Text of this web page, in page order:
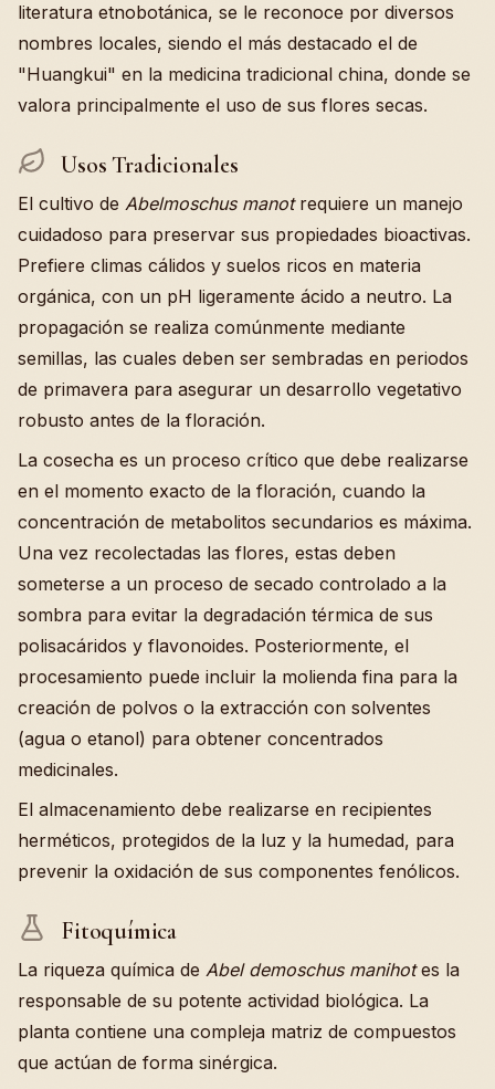
literatura etnobotánica, se le reconoce por diversos
nombres locales, siendo el más destacado el de
"Huangkui" en la medicina tradicional china, donde se
valora principalmente el uso de sus flores secas.
Usos Tradicionales
El cultivo de Abelmoschus manotrequiere un manejo
cuidadoso para preservar sus propiedades bioactivas.
Prefiere climas cálidos y suelos ricos en materia
orgánica, con un pH ligeramente ácido a neutro. La
propagación se realiza comúnmente mediante
semillas, las cuales deben ser sembradas en periodos
de primavera para asegurar un desarrollo vegetativo
robusto antes de la floración.
La cosecha es un proceso crítico que debe realizarse
en el momento exacto de la floración, cuando la
concentración de metabolitos secundarios es máxima.
Una vez recolectadas las flores, estas deben
someterse a un proceso de secado controlado a la
sombra para evitar la degradación térmica de sus
polisacáridos y flavonoides. Posteriormente, el
procesamiento puede incluir la molienda fina para la
creación de polvos o la extracción con solventes
(agua o etanol) para obtener concentrados
medicinales.
El almacenamiento debe realizarse en recipientes
herméticos, protegidos de la luz y la humedad, para
prevenir la oxidación de sus componentes fenólicos.
Fitoquímica
La riqueza química de Abel demoschus manihotes la
responsable de su potente actividad biológica. La
planta contiene una compleja matriz de compuestos
que actúan de forma sinérgica.